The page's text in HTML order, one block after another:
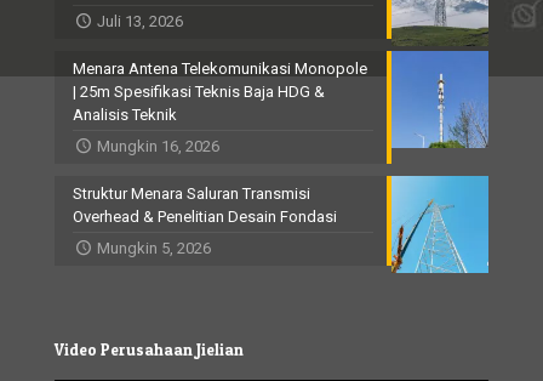
Juli 13, 2026
Menara Antena Telekomunikasi Monopole
| 25m Spesifikasi Teknis Baja HDG &
Analisis Teknik
Mungkin 16, 2026
Struktur Menara Saluran Transmisi
Overhead & Penelitian Desain Fondasi
Mungkin 5, 2026
Video Perusahaan Jielian